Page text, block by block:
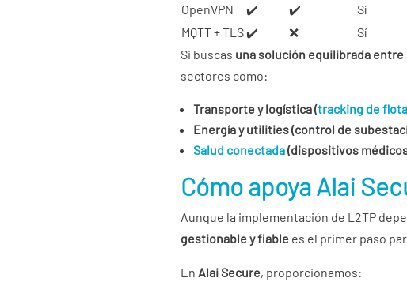
OpenVPN
✔️ ✔️ Sí
MQTT + TLS✔️ ❌ Sí
Si buscas una solución equilibrada
sectores como:
Transporte y logística (tracking de
Energía y utilities (control de
Salud conectada(dispositivos
Cómo apoya Alai
Aunque la implementación de L2TP
gestionable y fiable es el primer paso
En Alai Secure, proporcionamos: